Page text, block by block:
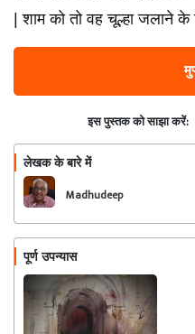
| शाम को तो वह चूल्हा जलाने के
इस पुस्तक को साझा करें:
लेखक के बारे में
Madhudeep
पूर्ण उपन्यास